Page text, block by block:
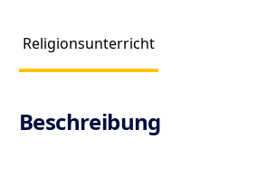
Religionsunterricht
Products
Beschreibung